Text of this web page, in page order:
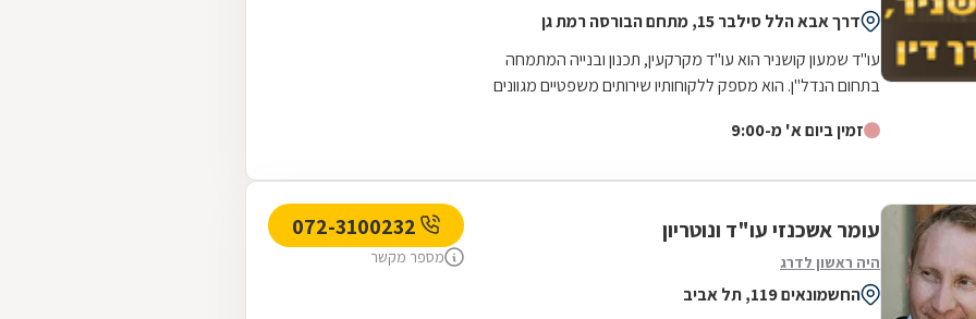
דרך אבא הלל סילבר 15, מתחם הבורסה רמת גן
עו"ד שמעון קושניר הוא עו"ד מקרקעין, תכנון ובנייה המתמחה
בתחום הנדל"ן. הוא מספק ללקוחותיו שירותים משפטיים מגוונים
זמין ביום א' מ-9:00
עומר אשכנזי עו"ד ונוטריון
היה ראשון לדרג
החשמונאים 119, תל אביב
מספר מקשר